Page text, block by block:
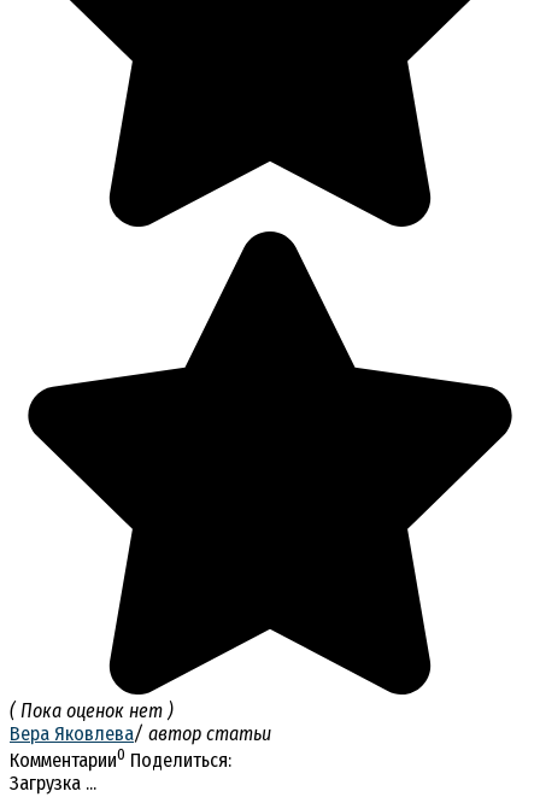
( Пока оценок нет )
Вера Яковлева/ автор статьи
Комментарии0 Поделиться:
Загрузка ...